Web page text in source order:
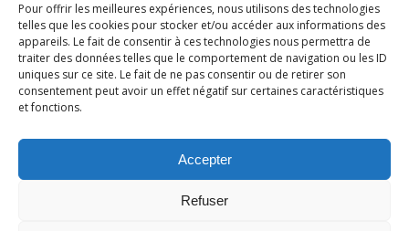
Pour offrir les meilleures expériences, nous utilisons des technologies
telles que les cookies pour stocker et/ou accéder aux informations des
appareils. Le fait de consentir à ces technologies nous permettra de
traiter des données telles que le comportement de navigation ou les ID
uniques sur ce site. Le fait de ne pas consentir ou de retirer son
consentement peut avoir un effet négatif sur certaines caractéristiques
et fonctions.
Accepter
Refuser
Le Domaine
Accès
Réservations
Notre site utilise des cookies pour l’interprétation des données